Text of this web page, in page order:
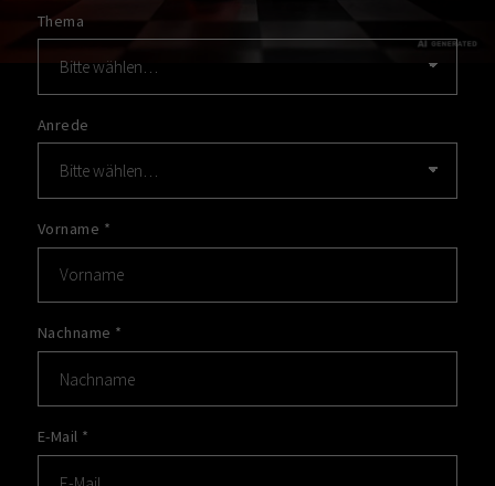
Thema
Anrede
Vorname *
Nachname *
E-Mail *